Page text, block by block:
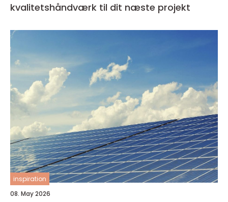
kvalitetshåndværk til dit næste projekt
inspiration
08. May 2026